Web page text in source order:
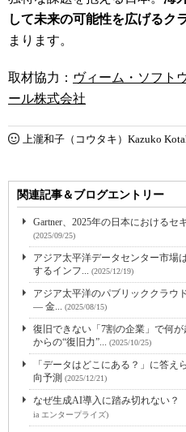
して未来の可能性を広げるク
まります。
取材協力： ヴィーム・ソフト
ール株式会社
上瀧和子（コウタキ）Kazuko
関連記事＆ブログエントリー
Gartner、2025年の日本における
(2025/09/25)
アジア太平洋データセンター市場
するインフ... (2025/12/19)
アジア太平洋のパブリッククラウ
― 金... (2025/08/15)
復旧できない「7割の企業」で何
からの“復旧力”... (2025/10/25)
「データはどこにある？」に答
向予測 (2025/12/21)
なぜ生成AI導入に踏み切れない
ia エンタープライズ)